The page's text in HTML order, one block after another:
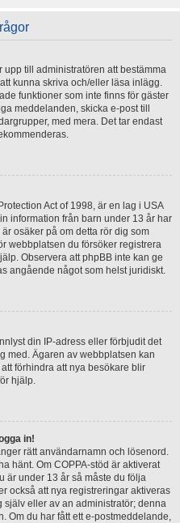
upp till administratören att bestämma
kunna skriva och/eller läsa inlägg.
funktioner som inte finns för gäster
meddelanden, skicka e-post till
med mera. Det tar endast
Act of 1998, är en lag i USA
information från barn under 13 år har
osäker på om detta rör dig som
webbplatsen du försöker registrera
Observera att phpBB inte kan ge
angående något som helst juridiskt.
din IP-adress eller förbjudit det
med. Ägaren av webbplatsen kan
förhindra att nya besökare blir
hjälp.
in!
rätt användarnamn och lösenord.
hänt. Om COPPA-stöd är aktiverat
är under 13 år så måste du följa
också att nya registreringar aktiveras
eller av an administratör; denna
Om du har fått ett e-postmeddelande,